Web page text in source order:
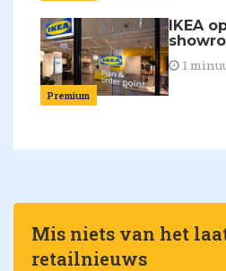
Premium
IKEA
1
Mis niets van het
retailnieuws